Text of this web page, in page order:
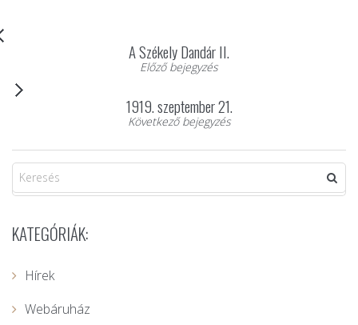
A Székely Dandár II.
Előző bejegyzés
1919. szeptember 21.
Következő bejegyzés
KATEGÓRIÁK:
Hírek
Webáruház